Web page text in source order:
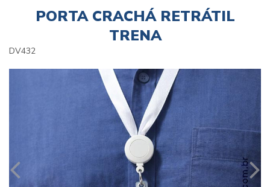
PORTA CRACHÁ RETRÁTIL
TRENA
DV432